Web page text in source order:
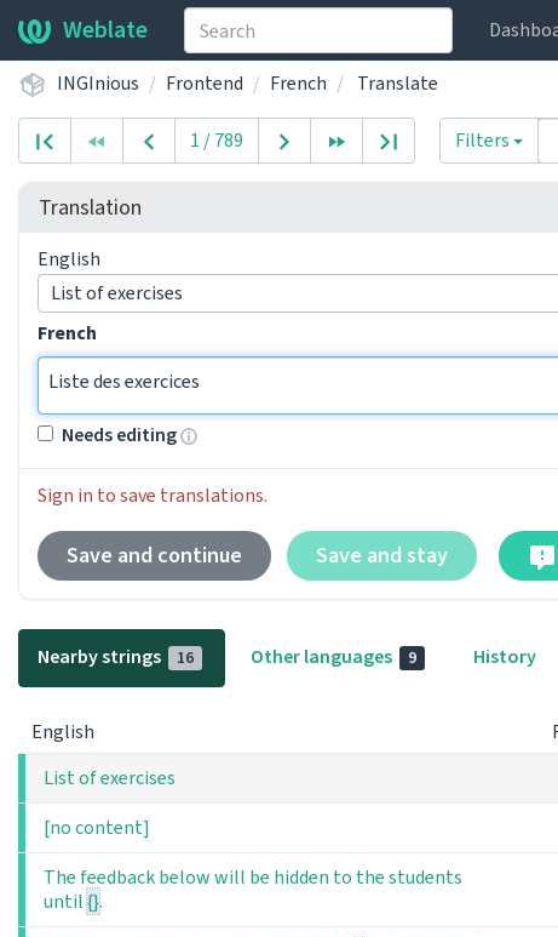
Weblate
INGInious Frontend French Translate
1 / 789 Filters
Translation
English
List of exercises
French
Liste des exercices
Needs editing
Sign in to save translations.
Save and continue Save and stay
Nearby strings 16 Other languages 9 History
English
List of exercises
[no content]
The feedback below will be hidden to the students
until{}.